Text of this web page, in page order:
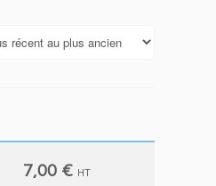
7,00 € HT